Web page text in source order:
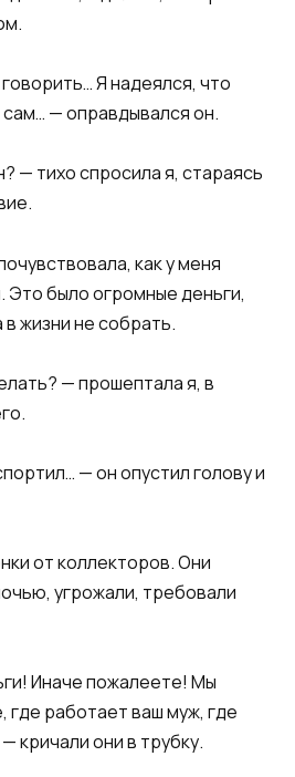
Я надеялся, что
— оправдывался он.​​
— тихо спросила я, стараясь
как у меня
Это было огромные деньги,
жизни не собрать.​​
— прошептала я, в
— он опустил голову и
от коллекторов. Они
угрожали, требовали
Иначе пожалеете! Мы
где работает ваш муж, где
кричали они в трубку.​​